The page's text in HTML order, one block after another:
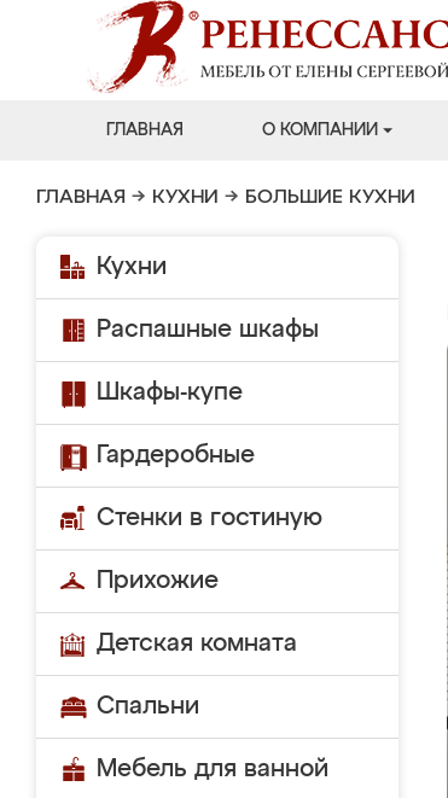
ГЛАВНАЯ О КОМПАНИИ
ГЛАВНАЯ → КУХНИ → БОЛЬШИЕ КУХНИ
Кухни
Распашные шкафы
Шкафы-купе
Гардеробные
Стенки в гостиную
Прихожие
Детская комната
Спальни
Мебель для ванной